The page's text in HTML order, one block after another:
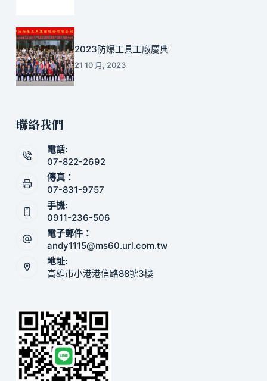
2023防爆工具工廠慶典
21 10 月, 2023
聯絡我們
電話:
07-822-2692
傳真：
07-831-9757
手機:
0911-236-506
電子郵件：
andy1115@ms60.url.com.tw
地址:
高雄市小港港信路88號3樓